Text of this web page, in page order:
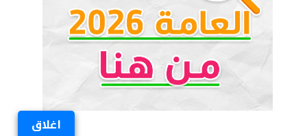
اغلاق